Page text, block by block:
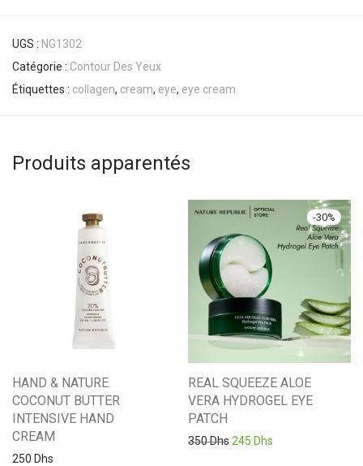
UGS : NG1302
Catégorie : Contour Des Yeux
Étiquettes : collagen, cream, eye, eye cream
Produits apparentés
HAND & NATURE
COCONUT BUTTER
INTENSIVE HAND
CREAM
250 Dhs
-30%
REAL SQUEEZE ALOE
VERA HYDROGEL EYE
PATCH
350Dhs Le prix initial était : 350
245 Dhs